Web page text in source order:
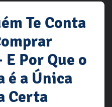
Te Conta
Por Que o
é a Única
Certa